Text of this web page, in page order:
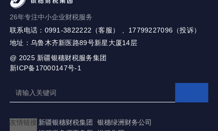
26年专注中小企业财税服务
联系电话：0991-3822222（客服） 、17799227096（投诉）
地址：乌鲁木齐新医路89号新星大厦14层
@ 2025 新疆银穗财税服务集团
新ICP备17000147号-1
友情链接 新疆银穗财税集团
银穗绿洲财务公司